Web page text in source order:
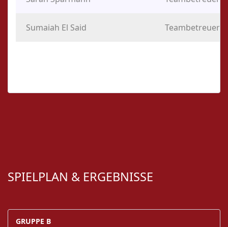
Sumaiah El Said Teambetreuerin
SPIELPLAN & ERGEBNISSE
GRUPPE B